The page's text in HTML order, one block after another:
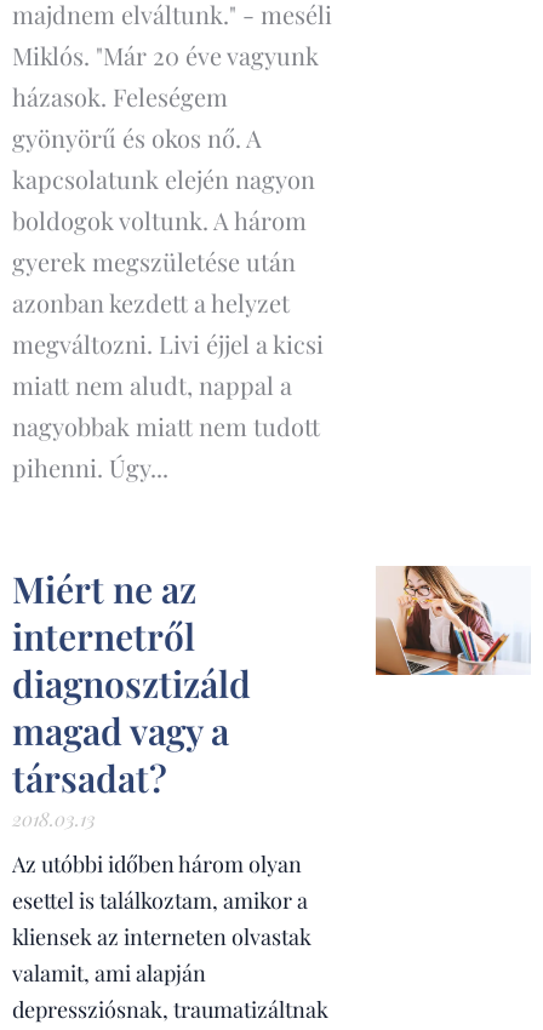
majdnem elváltunk." - meséli
Miklós. "Már 20 éve vagyunk
házasok. Feleségem
gyönyörű és okos nő. A
kapcsolatunk elején nagyon
boldogok voltunk. A három
gyerek megszületése után
azonban kezdett a helyzet
megváltozni. Livi éjjel a kicsi
miatt nem aludt, nappal a
nagyobbak miatt nem tudott
pihenni. Úgy...
Miért ne az
internetről
diagnosztizáld
magad vagy a
társadat?
2018.03.13
Az utóbbi időben három olyan
esettel is találkoztam, amikor a
kliensek az interneten olvastak
valamit, ami alapján
depressziósnak, traumatizáltnak